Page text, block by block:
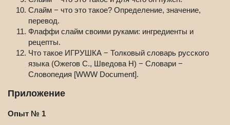
Слайм − что это такое? Определение, значение,
перевод.
Флаффи слайм своими руками: ингредиенты и
рецепты.
Что такое ИГРУШКА − Толковый словарь русского
языка (Ожегов С., Шведова Н) − Словари −
Словопедия [WWW Document].
Приложение
Опыт № 1